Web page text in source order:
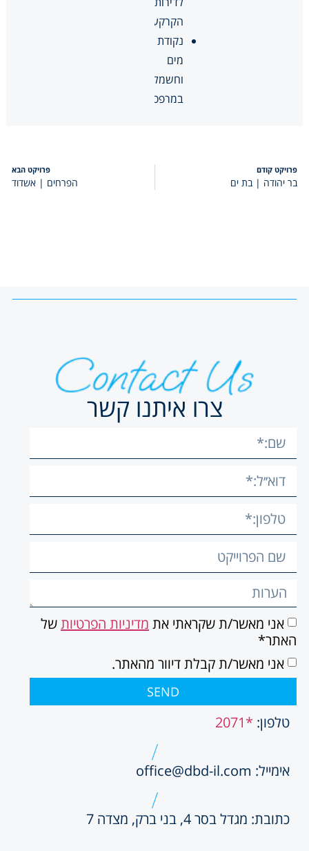
הקרקע
נקודת
מים
וחשמל
במרפסות
פרויקט קודם
בר יהודה | בת ים
פרויקט הבא
הפרחים | אשדוד
צרו איתנו קשר
אני מאשר/ת שקראתי אתמדיניות הפרטיותשל
האתר*
אני מאשר/ת קבלת דיוור מהאתר.
SEND
טלפון:*2071
אימייל: office@dbd-il.com
כתובת: מגדל בסר 4, בני ברק, מצדה 7